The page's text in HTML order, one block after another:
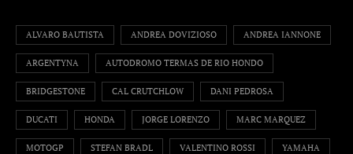
ALVARO BAUTISTA ANDREA DOVIZIOSO ANDREA IANNONE
ARGENTYNA AUTODROMO TERMAS DE RIO HONDO
BRIDGESTONE CAL CRUTCHLOW DANI PEDROSA
DUCATI HONDA JORGE LORENZO MARC MARQUEZ
MOTOGP STEFAN BRADL VALENTINO ROSSI YAMAHA